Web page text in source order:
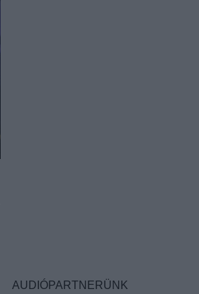
AUDIÓPARTNERÜNK